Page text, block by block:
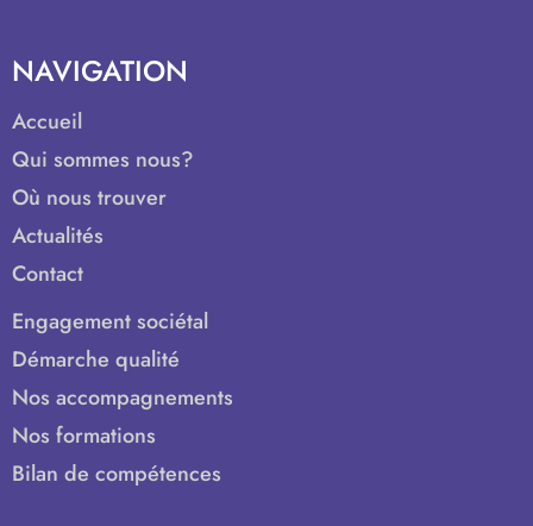
NAVIGATION
Accueil
Qui sommes nous?
Où nous trouver
Actualités
Contact
Engagement sociétal
Démarche qualité
Nos accompagnements
Nos formations
Bilan de compétences